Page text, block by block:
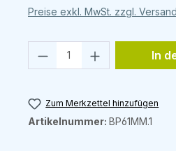
Preise exkl. MwSt. zzgl.
Produkt Anzahl:In
Zum Merkzettel hinzufügen
Artikelnummer: BP61MM.1